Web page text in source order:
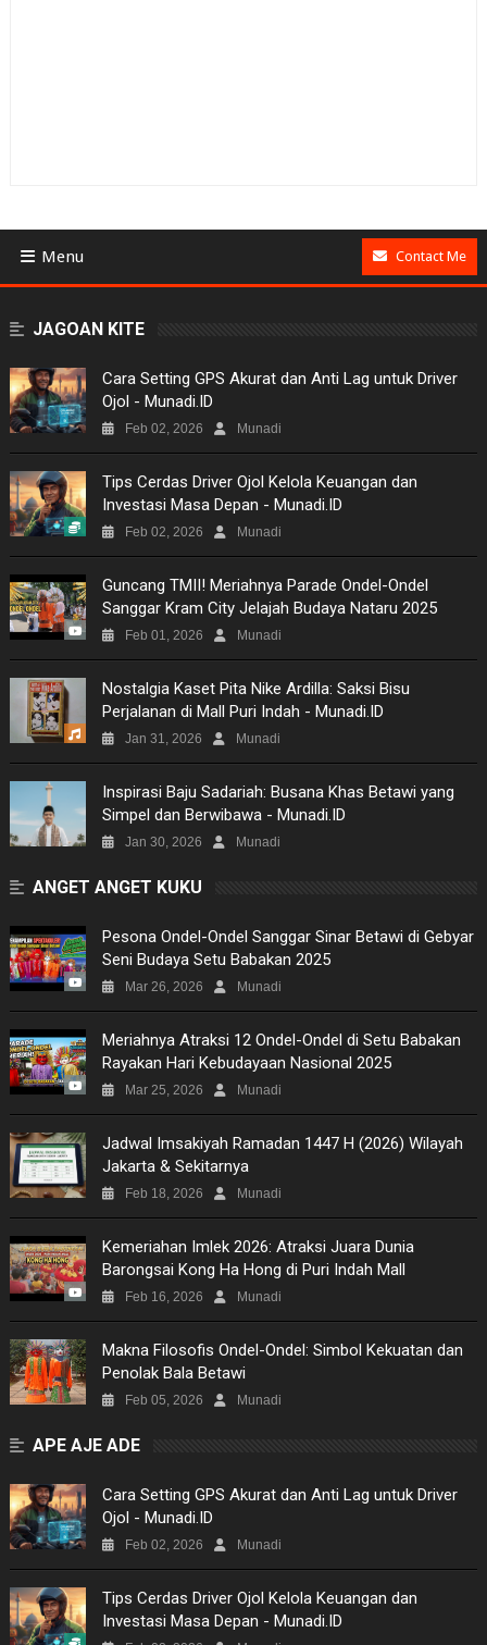
Menu
NEWS
MOVIES
TECH
MUSIC
PICTURES
SITEMAP
Contact Me
JAGOAN KITE
​Cara Setting GPS Akurat dan Anti Lag untuk Driver
Ojol - Munadi.ID
Feb 02, 2026 Munadi
Tips Cerdas Driver Ojol Kelola Keuangan dan
Investasi Masa Depan - Munadi.ID
Feb 02, 2026 Munadi
Guncang TMII! Meriahnya Parade Ondel-Ondel
Sanggar Kram City Jelajah Budaya Nataru 2025
Feb 01, 2026 Munadi
Nostalgia Kaset Pita Nike Ardilla: Saksi Bisu
Perjalanan di Mall Puri Indah - Munadi.ID
Jan 31, 2026 Munadi
Inspirasi Baju Sadariah: Busana Khas Betawi yang
Simpel dan Berwibawa - Munadi.ID
Jan 30, 2026 Munadi
ANGET ANGET KUKU
Pesona Ondel-Ondel Sanggar Sinar Betawi di Gebyar
Seni Budaya Setu Babakan 2025
Mar 26, 2026 Munadi
Meriahnya Atraksi 12 Ondel-Ondel di Setu Babakan
Rayakan Hari Kebudayaan Nasional 2025
Mar 25, 2026 Munadi
Jadwal Imsakiyah Ramadan 1447 H (2026) Wilayah
Jakarta & Sekitarnya
Feb 18, 2026 Munadi
Kemeriahan Imlek 2026: Atraksi Juara Dunia
Barongsai Kong Ha Hong di Puri Indah Mall
Feb 16, 2026 Munadi
Makna Filosofis Ondel-Ondel: Simbol Kekuatan dan
Penolak Bala Betawi
Feb 05, 2026 Munadi
APE AJE ADE
​Cara Setting GPS Akurat dan Anti Lag untuk Driver
Ojol - Munadi.ID
Feb 02, 2026 Munadi
Tips Cerdas Driver Ojol Kelola Keuangan dan
Investasi Masa Depan - Munadi.ID